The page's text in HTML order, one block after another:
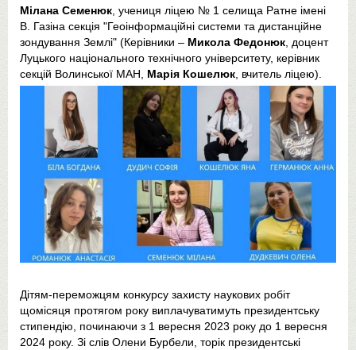
Мілана Семенюк , учениця ліцею № 1 селища Ратне імені
В. Газіна секція "Геоінформаційні системи та дистанційне
зондування Землі" (Керівники – Микола Федонюк , доцент
Луцького національного технічного університету, керівник
секцій Волинської МАН, Марія Кошелюк , вчитель ліцею).
Дітям-переможцям конкурсу захисту наукових робіт
щомісяця протягом року виплачуватимуть президентську
стипендію, починаючи з 1 вересня 2023 року до 1 вересня
2024 року. Зі слів Олени Бурбели, торік президентські